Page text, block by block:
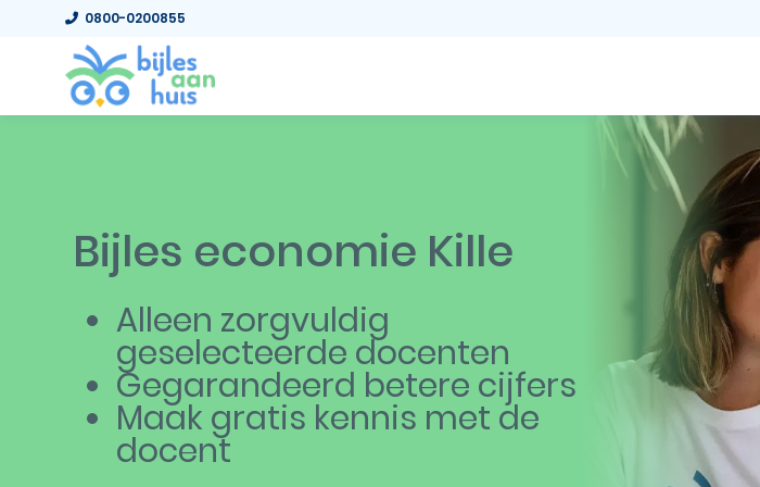
0800-0200855
Bijles economie Kille
Alleen zorgvuldig
geselecteerde docenten
Gegarandeerd betere cijfers
Maak gratis kennis met de
docent